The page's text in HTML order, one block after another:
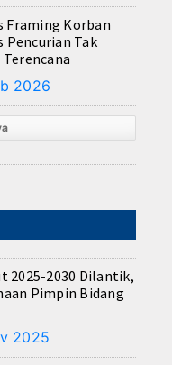
Framing Korban
Pencurian Tak
2026
2025-2030 Dilantik,
Pimpin Bidang
2025